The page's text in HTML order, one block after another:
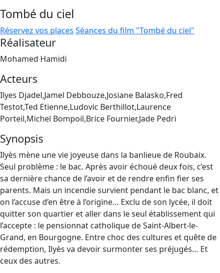
Tombé du ciel
Réservez vos places Séances du film "Tombé du ciel"
Réalisateur
Mohamed Hamidi
Acteurs
Ilyes Djadel,Jamel Debbouze,Josiane Balasko,Fred
Testot,Ted Etienne,Ludovic Berthillot,Laurence
Porteil,Michel Bompoil,Brice Fournier,Jade Pedri
Synopsis
Ilyès mène une vie joyeuse dans la banlieue de Roubaix.
Seul problème : le bac. Après avoir échoué deux fois, c’est
sa dernière chance de l’avoir et de rendre enfin fier ses
parents. Mais un incendie survient pendant le bac blanc, et
on l’accuse d’en être à l’origine… Exclu de son lycée, il doit
quitter son quartier et aller dans le seul établissement qui
l’accepte : le pensionnat catholique de Saint-Albert-le-
Grand, en Bourgogne. Entre choc des cultures et quête de
rédemption, Ilyès va devoir surmonter ses préjugés… Et
ceux des autres.